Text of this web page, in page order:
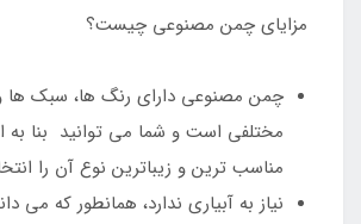
مزایای چمن مصنوعی چیست؟
چمن مصنوعی دارای رنگ ها، سبک ها و
مختلفی است و شما می توانید بنا به
مناسب ترین و زیباترین نوع آن را
نیاز به آبیاری ندارد، همانطور که می